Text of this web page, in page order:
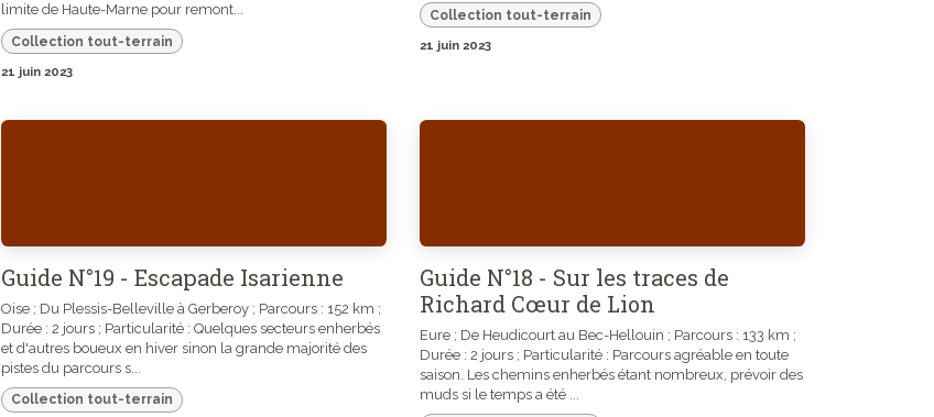
limite de Haute-Marne pour remont...
Collection tout-terrain
21 juin 2023
Collection tout-terrain
21 juin 2023
Guide N°19 - Escapade Isarienne
Oise ; Du Plessis-Belleville à Gerberoy ; Parcours : 152 km ;
Durée : 2 jours ; Particularité : Quelques secteurs enherbés
et d'autres boueux en hiver sinon la grande majorité des
pistes du parcours s...
Collection tout-terrain
Guide N°18 - Sur les traces de
Richard Cœur de Lion
Eure ; De Heudicourt au Bec-Hellouin ; Parcours : 133 km ;
Durée : 2 jours ; Particularité : Parcours agréable en toute
saison. Les chemins enherbés étant nombreux, prévoir des
muds si le temps a été ...